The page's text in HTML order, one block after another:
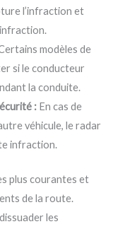
l’infraction et
modèles de
si le conducteur
la conduite.
: En cas de
véhicule, le radar
infraction.
plus courantes et
de la route.
les